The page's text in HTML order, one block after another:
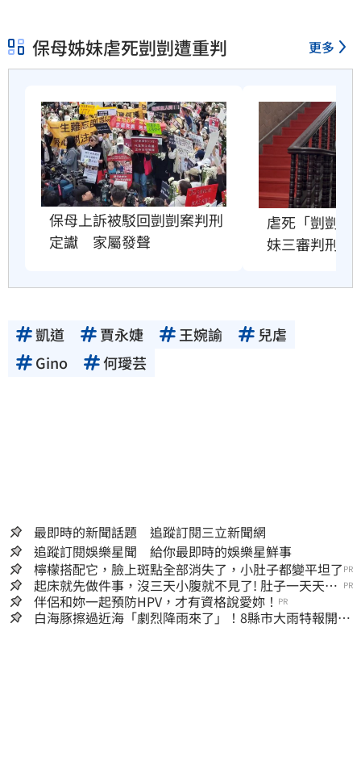
保母姊妹虐死剴剴遭重判 更多
保母上訴被駁回剴剴案判刑
定讞　家屬發聲
虐死「剴剴」
妹三審判刑定
凱道 賈永婕 王婉諭
兒虐
Gino
何璦芸
最即時的新聞話題 追蹤訂閱三立新聞網
追蹤訂閱娛樂星聞 給你最即時的娛樂星鮮事
檸檬搭配它，臉上斑點全部消失了，小肚子都變平坦了 PR
起床就先做件事，沒三天小腹就不見了! 肚子一天天變
小！
PR
伴侶和妳一起預防HPV，才有資格說愛妳！ PR
白海豚擦過近海「劇烈降雨來了」！8縣市大雨特報開